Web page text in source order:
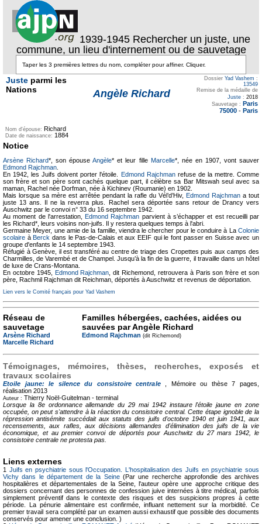
1939-1945 Rechercher un juste, une
commune, un lieu d'internement ou de sauvetage
Juste parmi les
Nations
Angèle Richard
Dossier Yad Vashem :
13549
Remise de la médaille de
Juste : 2018
Sauvetage : Paris
75000 - Paris
Nom d'épouse: Richard
Date de naissance: 1884
Notice
Arsène Richard*, son épouseAngèle* et leur fille Marcelle*, née en 1907, vont sauver
Edmond Rajchman
En 1942, les Juifs doivent porter l'étoile. Edmond Rajchmanrefuse de la mettre. Comme
son frère et son père sont cachés quelque part, il célèbre sa Bar Mitswah seul avec sa
maman, Rachel née Dorfman, née à Kichinev (Roumanie) en 1902.
Mais lorsque sa mère est arrêtée pendant la rafle du Vél’d’Hiv, Edmond Rajchman a tout
juste 13 ans. Il ne la reverra plus. Rachel sera déportée sans retour de Drancy vers
Auschwitz par le convoi n° 33 du 16 septembre 1942.
Au moment de l'arrestation, Edmond Rajchman parvient à s’échapper et est recueilli par
les Richard*, leurs voisins non-juifs. Il y restera quelques temps à l'abri.
Germaine Meyer, une amie de la famille, viendra le chercher pour le conduire à La Colonie
scolaire àBerck dans le Pas-de-Calais et aux EEIF qui le font passer en Suisse avec un
groupe d'enfants le 14 septembre 1943.
Réfugié à Genève, il est transféré au centre de triage des Cropettes puis aux camps des
Charmilles, de Varembé et de Champel. Jusqu’à la fin de la guerre, il travaille dans un hôtel
de luxe de Crans-Montana.
En octobre 1945, Edmond Rajchman , dit Richemond, retrouvera à Paris son frère et son
père, Rachmil Rajchman dit Reichman, déportés à Auschwitz et revenus de déportation.
Lien vers le Comité français pour Yad Vashem
Réseau de
sauvetage
Arsène Richard
Marcelle Richard
Familles hébergées, cachées, aidées ou
sauvées par Angèle Richard
Edmond Rajchman (dit Richemond)
Témoignages, mémoires, thèses, recherches, exposés et
travaux scolaires
Etoile jaune: le silence du consistoire centrale, Mémoire ou thèse
7 pages,
réalisation 2013
Auteur : Thierry Noël-Guitelman - terminal
Lorsque la 8e ordonnance allemande du 29 mai 1942 instaure l'étoile jaune en zone
occupée, on peut s'attendre à la réaction du consistoire central. Cette étape ignoble de la
répression antisémite succédait aux statuts des juifs d'octobre 1940 et juin 1941, aux
recensements, aux rafles, aux décisions allemandes d'élimination des juifs de la vie
économique, et au premier convoi de déportés pour Auschwitz du 27 mars 1942, le
consistoire centrale ne protesta pas.
Liens externes
1 Juifs en psychiatrie sous l'Occupation. L'hospitalisation des Juifs en psychiatrie sous
Vichy dans le département de la Seine (Par une recherche approfondie des archives
hospitalières et départementales de la Seine, l'auteur opère une approche critique des
dossiers concernant des personnes de confession juive internées à titre médical, parfois
simplement préventif dans le contexte des risques et des suspicions propres à cette
période. La pénurie alimentaire est confirmée, influant nettement sur la morbidité. Ce
premier travail sera complété par un examen aussi exhaustif que possible des documents
conservés pour amener une conclusion. )